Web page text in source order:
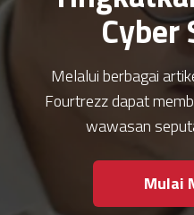
Cyber
Melalui berbagai
Fourtrezz dapat
wawasan
Mulai